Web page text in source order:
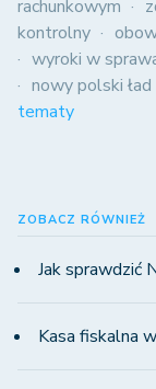
rachunkowym
kontrolny
wyroki w
nowy polski ład
tematy
ZOBACZ RÓWNIEŻ
Jak sprawdzić
Kasa fiskalna